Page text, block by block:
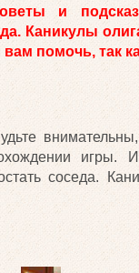
и
Каникулы
помочь, так
игры.
соседа.